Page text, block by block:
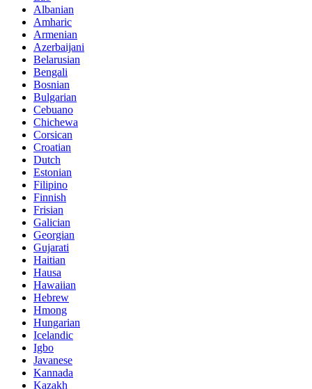
Albanian
Amharic
Armenian
Azerbaijani
Belarusian
Bengali
Bosnian
Bulgarian
Cebuano
Chichewa
Corsican
Croatian
Dutch
Estonian
Filipino
Finnish
Frisian
Galician
Georgian
Gujarati
Haitian
Hausa
Hawaiian
Hebrew
Hmong
Hungarian
Icelandic
Igbo
Javanese
Kannada
Kazakh